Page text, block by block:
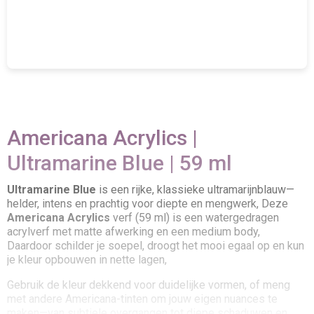
Americana Acrylics |
Ultramarine Blue | 59 ml
Ultramarine Blue is een rijke, klassieke ultramarijnblauw—
helder, intens en prachtig voor diepte en mengwerk, Deze
Americana Acrylics verf (59 ml) is een watergedragen
acrylverf met matte afwerking en een medium body,
Daardoor schilder je soepel, droogt het mooi egaal op en kun
je kleur opbouwen in nette lagen,
Gebruik de kleur dekkend voor duidelijke vormen, of meng
met andere Americana-tinten om jouw eigen nuances te